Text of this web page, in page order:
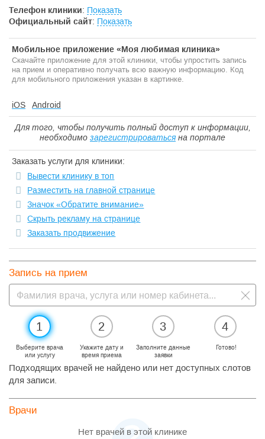
Телефон клиники: Показать
Официальный сайт: Показать
Мобильное приложение «Моя любимая клиника»
Скачайте приложение для этой клиники, чтобы упростить запись
на прием и оперативно получать всю важную информацию. Код
для мобильного приложения указан в картинке.
iOS Android
Для того, чтобы получить полный доступ к информации,
необходимо зарегистрироватьсяна портале
Заказать услуги для клиники:
Вывести клинику в топ
Разместить на главной странице
Значок «Обратите внимание»
Скрыть рекламу на странице
Заказать продвижение
Запись на прием
1
Выберите врача
или услугу
2
Укажите дату и
время приема
3
Заполните данные
заявки
4
Готово!
Подходящих врачей не найдено или нет доступных слотов
для записи.
Врачи
Нет врачей в этой клинике